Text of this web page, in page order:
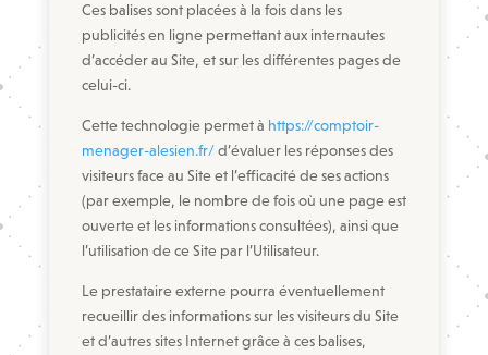
Ces balises sont placées à la fois dans les
publicités en ligne permettant aux internautes
d’accéder au Site, et sur les différentes pages de
celui-ci.
Cette technologie permet à https://comptoir-
menager-alesien.fr/d’évaluer les réponses des
visiteurs face au Site et l’efficacité de ses actions
(par exemple, le nombre de fois où une page est
ouverte et les informations consultées), ainsi que
l’utilisation de ce Site par l’Utilisateur.
Le prestataire externe pourra éventuellement
recueillir des informations sur les visiteurs du Site
et d’autres sites Internet grâce à ces balises,